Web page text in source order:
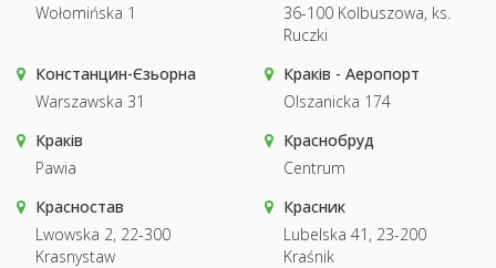
Wołomińska 1
36-100 Kolbuszowa, ks.
Ruczki
Констанцин-Єзьорна
Warszawska 31
Краків - Аеропорт
Olszanicka 174
Краків
Pawia
Краснобруд
Centrum
Красностав
Lwowska 2, 22-300
Krasnystaw
Красник
Lubelska 41, 23-200
Kraśnik